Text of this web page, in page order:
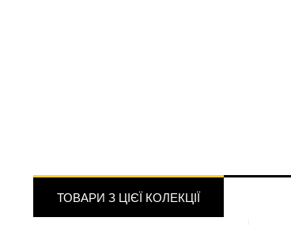
ТОВАРИ З ЦІЄЇ КОЛЕКЦІЇ